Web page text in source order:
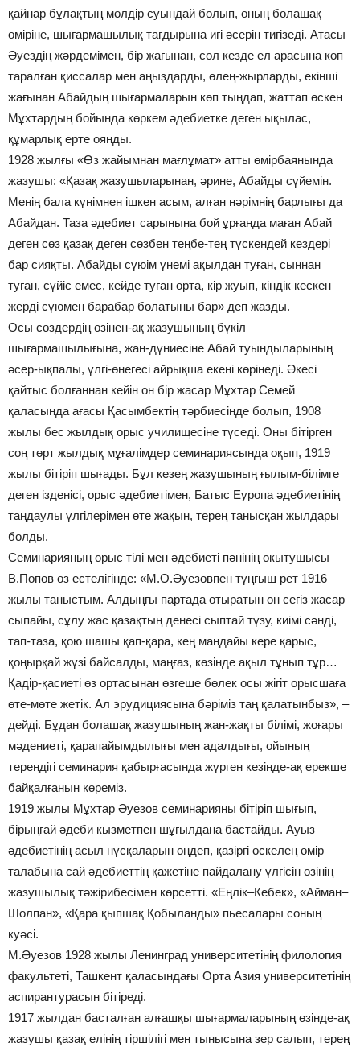
қайнар бұлақтың мөлдір суындай болып, оның болашақ
өміріне, шығармашылық тағдырына игі әсерін тигізеді. Атасы
Әуездің жәрдемімен, бір жағынан, сол кезде ел арасына көп
таралған қиссалар мен аңыздарды, өлең-жырларды, екінші
жағынан Абайдың шығармаларын көп тыңдап, жаттап өскен
Мұхтардың бойында көркем әдебиетке деген ықылас,
құмарлық ерте оянды.
1928 жылғы «Өз жайымнан мағлұмат» атты өмірбаянында
жазушы: «Қазақ жазушыларынан, әрине, Абайды сүйемін.
Менің бала күнімнен ішкен асым, алған нәрімнің барлығы да
Абайдан. Таза әдебиет сарынына бой ұрғанда маған Абай
деген сөз қазақ деген сөзбен теңбе-тең түскендей кездері
бар сияқты. Абайды сүюім үнемі ақылдан туған, сыннан
туған, сүйіс емес, кейде туған орта, кір жуып, кіндік кескен
жерді сүюмен барабар болатыны бар» деп жазды.
Осы сөздердің өзінен-ақ жазушының бүкіл
шығармашылығына, жан-дүниесіне Абай туындыларының
әсер-ықпалы, үлгі-өнегесі айрықша екені көрінеді. Әкесі
қайтыс болғаннан кейін он бір жасар Мұхтар Семей
қаласында ағасы Қасымбектің тәрбиесінде болып, 1908
жылы бес жылдық орыс училищесіне түседі. Оны бітірген
соң төрт жылдық мұғалімдер семинариясында оқып, 1919
жылы бітіріп шығады. Бұл кезең жазушының ғылым-білімге
деген ізденісі, орыс әдебиетімен, Батыс Еуропа әдебиетінің
таңдаулы үлгілерімен өте жақын, терең танысқан жылдары
болды.
Семинарияның орыс тілі мен әдебиеті пәнінің окытушысы
В.Попов өз естелігінде: «М.О.Әуезовпен тұңғыш рет 1916
жылы таныстым. Алдыңғы партада отыратын он сегіз жасар
сыпайы, сұлу жас қазақтың денесі сыптай түзу, киімі сәнді,
тап-таза, қою шашы қап-қара, кең маңдайы кере қарыс,
қоңырқай жүзі байсалды, маңғаз, көзінде ақыл тұнып тұр…
Қадір-қасиеті өз ортасынан өзгеше бөлек осы жігіт орысшаға
өте-мөте жетік. Ал эрудициясына бәріміз таң қалатынбыз», –
дейді. Бұдан болашақ жазушының жан-жақты білімі, жоғары
мәдениеті, қарапайымдылығы мен адалдығы, ойының
тереңдігі семинария қабырғасында жүрген кезінде-ақ ерекше
байқалғанын көреміз.
1919 жылы Мұхтар Әуезов семинарияны бітіріп шығып,
бірыңғай әдеби кызметпен шұғылдана бастайды. Ауыз
әдебиетінің асыл нұсқаларын өңдеп, қазіргі өскелең өмір
талабына сай әдебиеттің қажетіне пайдалану үлгісін өзінің
жазушылық тәжірибесімен көрсетті. «Еңлік–Кебек», «Айман–
Шолпан», «Қара қыпшақ Қобыланды» пьесалары соның
куәсі.
М.Әуезов 1928 жылы Ленинград университетінің филология
факультеті, Ташкент қаласындағы Орта Азия университетінің
аспирантурасын бітіреді.
1917 жылдан басталған алғашқы шығармаларының өзінде-ақ
жазушы қазақ елінің тіршілігі мен тынысына зер салып, терең